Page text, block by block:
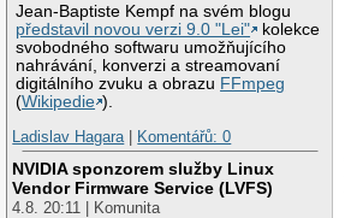
Jean-Baptiste Kempf na svém blogu
představil novou verzi 9.0 "Lei"
kolekce
svobodného softwaru umožňujícího
nahrávání, konverzi a streamovaní
digitálního zvuku a obrazu FFmpeg
(Wikipedie ).
Ladislav Hagara| Komentářů: 0
NVIDIA sponzorem služby Linux
Vendor Firmware Service (LVFS)
4.8. 20:11 | Komunita